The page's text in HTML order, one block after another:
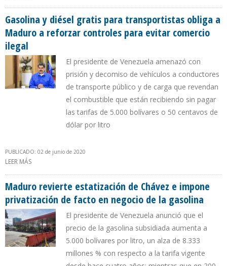
Gasolina y diésel gratis para transportistas obliga a
Maduro a reforzar controles para evitar comercio
ilegal
El presidente de Venezuela amenazó con
prisión y decomiso de vehículos a conductores
de transporte público y de carga que revendan
el combustible que están recibiendo sin pagar
las tarifas de 5.000 bolívares o 50 centavos de
dólar por litro
PUBLICADO: 02 de junio de 2020
LEER MÁS
ILEGAL
Maduro revierte estatización de Chávez e impone
privatización de facto en negocio de la gasolina
El presidente de Venezuela anunció que el
precio de la gasolina subsidiada aumenta a
5.000 bolívares por litro, un alza de 8.333
millones % con respecto a la tarifa vigente